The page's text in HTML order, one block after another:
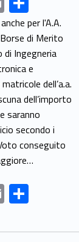
m
ai
l
h
ar
e
per l'A.A.
di Merito
Ingegneria
e
dell’a.a.
dell’importo
saranno
secondo i
conseguito
E
m
ai ar